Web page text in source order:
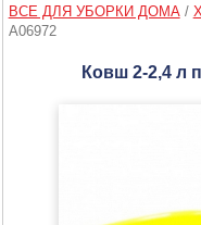
ВСЕ ДЛЯ УБОРКИ ДОМА/
A06972
Ковш 2-2,4 л